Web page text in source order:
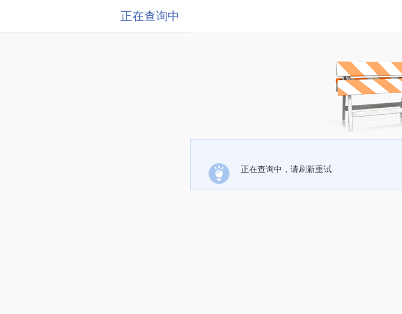
正在查询中
正在查询中，请刷新重试